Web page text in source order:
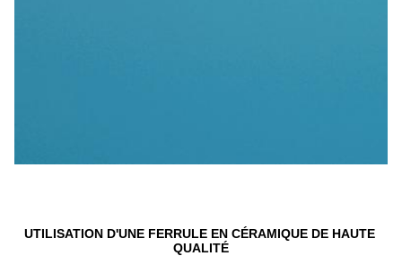
UTILISATION D'UNE FERRULE EN CÉRAMIQUE DE HAUTE
QUALITÉ